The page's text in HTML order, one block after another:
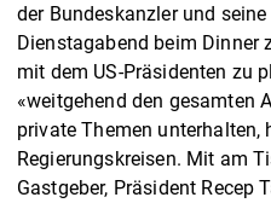
der Bundeskanzler und
Dienstagabend beim Dinner
mit dem US-Präsidenten zu
«weitgehend den gesamten
private Themen unterhalten,
Regierungskreisen. Mit am
Gastgeber, Präsident Recep